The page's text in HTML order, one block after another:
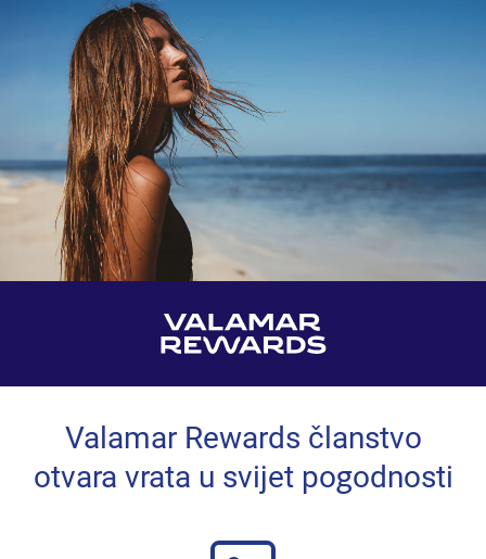
Valamar Rewards članstvo
otvara vrata u svijet pogodnosti